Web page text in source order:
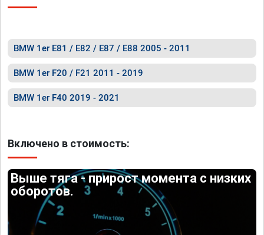
BMW 1er E81 / E82 / E87 / E88 2005 - 2011
BMW 1er F20 / F21 2011 - 2019
BMW 1er F40 2019 - 2021
Включено в стоимость:
Выше тяга - прирост момента с низких
оборотов.